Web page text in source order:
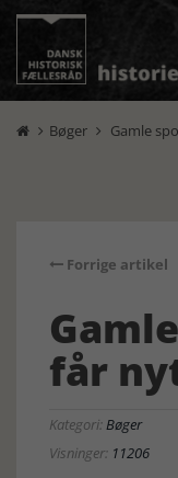
 Bøger  Gamle
Forrige artikel
får
Kategori:Bøger
Visninger: 11206